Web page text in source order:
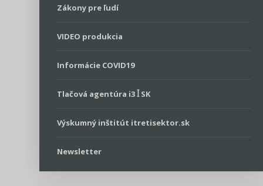
Zákony pre ľudí
VIDEO produkcia
Informácie COVID19
Tlačová agentúra i3 ꟾ SK
Výskumný inštitút itretisektor.sk
Newsletter